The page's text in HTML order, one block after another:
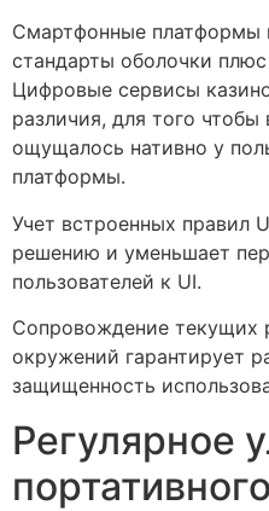
Смартфонные платформы
стандарты оболочки
Цифровые сервисы
различия, для того
ощущалось нативно у
платформы.
Учет встроенных правил
решению и уменьшает
пользователей к UI.
Сопровождение текущих
окружений гарантирует
защищенность
Регулярное